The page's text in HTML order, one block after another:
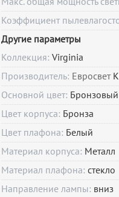
Коэффициент
Другие параметры
Коллекция:Virginia
Производитель: Евросвет
Основной цвет: Бронзовый
Цвет корпуса: Бронза
Цвет плафона: Белый
Материал корпуса: Металл
Материал плафона:стекло
Направление лампы: вниз